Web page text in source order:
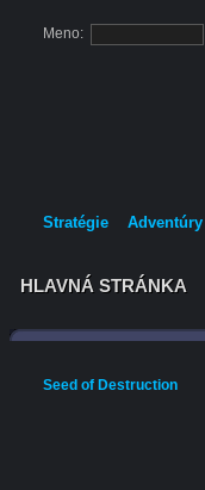
Meno:
Stratégie Adventúry
HLAVNÁ STRÁNKA
HLAVNÁ STRÁNKA
Seed of Destruction